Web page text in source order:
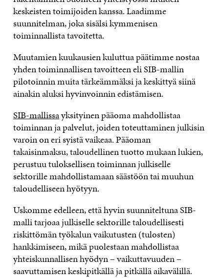
keskeisten toimijoiden kanssa. Laadimme
suunnitelman, joka sisälsi kymmenisen
toiminnallista tavoitetta.
Muutamien kuukausien kuluttua päätimme nostaa
yhden toiminnallisen tavoitteen eli SIB-mallin
pilotoinnin muita tärkeämmäksi ja keskittyä siinä
ainakin aluksi hyvinvoinnin edistämisen.
SIB-mallissayksityinen pääoma mahdollistaa
toiminnan ja palvelut, joiden toteuttaminen julkisin
varoin on eri syistä vaikeaa. Pääoman
takaisinmaksu, taloudellinen tuotto mukaan lukien,
perustuu tuloksellisen toiminnan julkiselle
sektorille mahdollistamaan säästöön tai muuhun
taloudelliseen hyötyyn.
Uskomme edelleen, että hyvin suunniteltuna SIB-
malli tarjoaa julkiselle sektorille taloudellisesti
riskittömän työkalun vaikutusten (tulosten)
hankkimiseen, mikä puolestaan mahdollistaa
yhteiskunnallisen hyödyn – vaikuttavuuden –
saavuttamisen keskipitkällä ja pitkällä aikavälillä.